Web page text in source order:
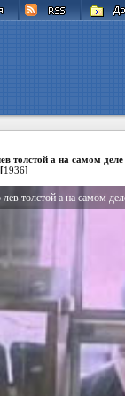
толстой а на самом деле
[1936]
лев толстой а на самом